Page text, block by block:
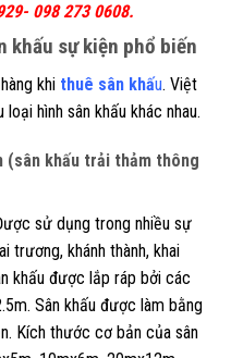
098 273 0608.
khấu sự kiện phổ biến
khi thuê sân khấu. Việt
hình sân khấu khác nhau.
(sân khấu trải thảm thông
sử dụng trong nhiều sự
trương, khánh thành, khai
khấu được lắp ráp bởi các
Sân khấu được làm bằng
Kích thước cơ bản của sân